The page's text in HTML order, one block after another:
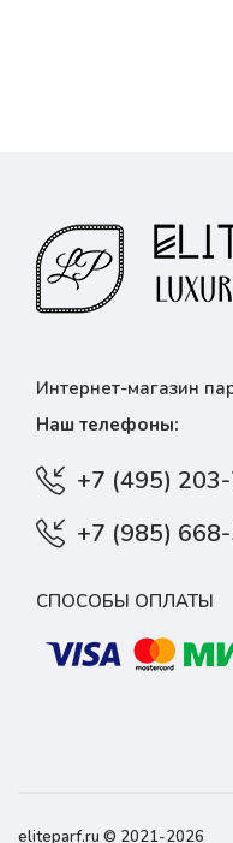
Интернет-магазин
Наш телефоны:
+7 (495)
+7 (985)
СПОСОБЫ ОПЛАТЫ
eliteparf.ru © 2021-2026